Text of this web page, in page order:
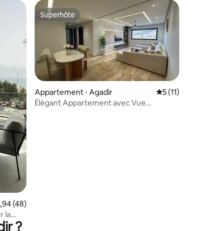
: 4,95 sur 5
moyenne sur la base de 48 commentaires : 4,94 sur 5
(48)
la
Superhôte
Superhôte
Appartement ⋅ Agadir Évaluation
5 (11)
Élégant Appartement avec Vue
?